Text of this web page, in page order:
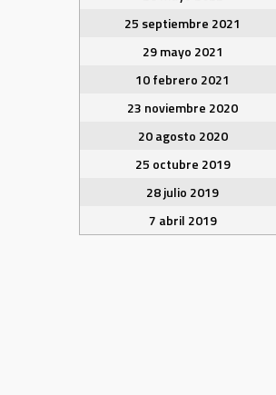
25 septiembre 2021
29 mayo 2021
10 febrero 2021
23 noviembre 2020
20 agosto 2020
25 octubre 2019
28 julio 2019
7 abril 2019